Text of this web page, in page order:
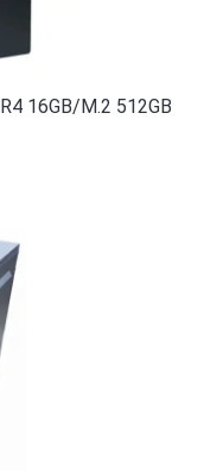
16GB/M.2 512GB